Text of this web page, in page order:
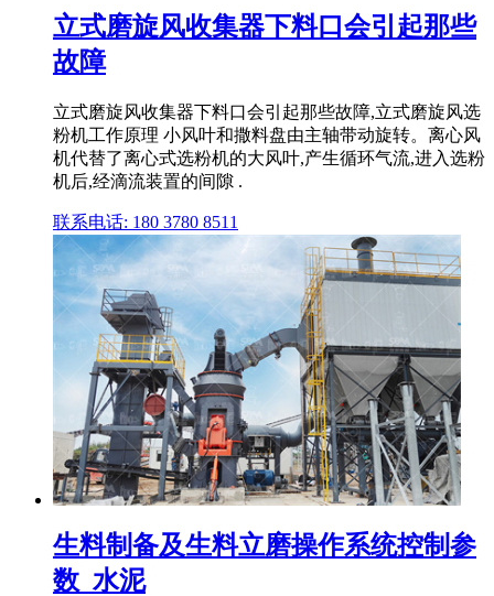
立式磨旋风收集器下料口会引起那些
故障
立式磨旋风收集器下料口会引起那些故障,立式磨旋风选
粉机工作原理 小风叶和撒料盘由主轴带动旋转。离心风
机代替了离心式选粉机的大风叶,产生循环气流,进入选粉
机后,经滴流装置的间隙 .
联系电话: 180 3780 8511
生料制备及生料立磨操作系统控制参
数_水泥